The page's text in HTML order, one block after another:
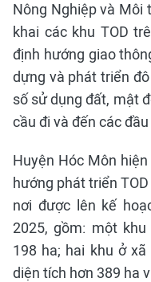
Nông Nghiệp và Môi
khai các khu TOD
định hướng giao
dựng và phát triển
số sử dụng đất, mật
cầu đi và đến các
Huyện Hóc Môn
hướng phát triển
nơi được lên kế
2025, gồm: một
198 ha; hai khu ở
diện tích hơn 389 ha